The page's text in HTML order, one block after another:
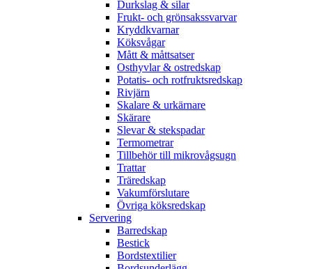
Durkslag & silar
Frukt- och grönsakssvarvar
Kryddkvarnar
Köksvågar
Mått & måttsatser
Osthyvlar & ostredskap
Potatis- och rotfruktsredskap
Rivjärn
Skalare & urkärnare
Skärare
Slevar & stekspadar
Termometrar
Tillbehör till mikrovågsugn
Trattar
Träredskap
Vakumförslutare
Övriga köksredskap
Servering
Barredskap
Bestick
Bordstextilier